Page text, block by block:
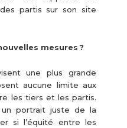
partis sur son site
mesures ?
une plus grande
aucune limite aux
les tiers et les partis.
un portrait juste de la
si l’équité entre les